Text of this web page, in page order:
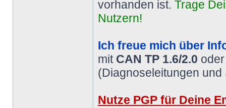
vorhanden ist. Trage
Nutzern!
Ich freue mich über
mit CAN TP 1.6/2.0
(Diagnoseleitungen
Nutze PGP für Deine